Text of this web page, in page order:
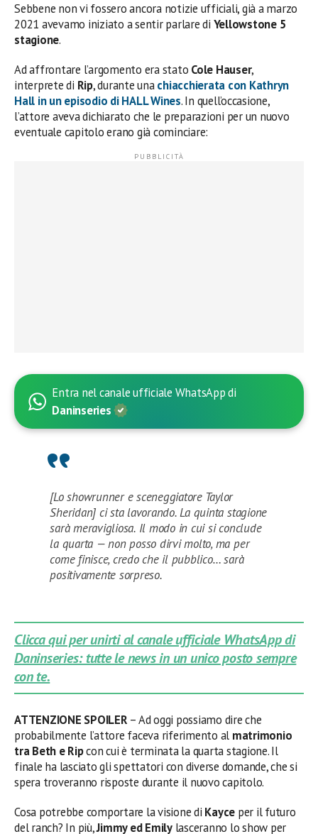
Sebbene non vi fossero ancora notizie ufficiali, già a marzo
2021 avevamo iniziato a sentir parlare di Yellowstone 5
stagione.
Ad affrontare l’argomento era stato Cole Hauser,
interprete di Rip, durante unachiacchierata con Kathryn
Hall in un episodio di HALL Wines. In quell’occasione,
l’attore aveva dichiarato che le preparazioni per un nuovo
eventuale capitolo erano già cominciare:
Entra nel canale ufficiale WhatsApp di
Daninseries
[Lo showrunner e sceneggiatore Taylor
Sheridan] ci sta lavorando. La quinta stagione
sarà meravigliosa. Il modo in cui si conclude
la quarta — non posso dirvi molto, ma per
come finisce, credo che il pubblico… sarà
positivamente sorpreso.
Clicca qui per unirti al canale ufficiale WhatsApp di
Daninseries: tutte le news in un unico posto sempre
con te.
ATTENZIONE SPOILER – Ad oggi possiamo dire che
probabilmente l’attore faceva riferimento al matrimonio
tra Beth e Ripcon cui è terminata la quarta stagione. Il
finale ha lasciato gli spettatori con diverse domande, che si
spera troveranno risposte durante il nuovo capitolo.
Cosa potrebbe comportare la visione di Kayce per il futuro
del ranch? In più,Jimmy ed Emilylasceranno lo show per